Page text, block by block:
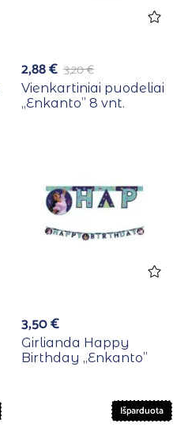
3,20€
2,88€
Vienkartiniai puodeliai
,,Enkanto” 8 vnt.
3,50€
Girlianda Happy
Birthday ,,Enkanto”
Išparduota